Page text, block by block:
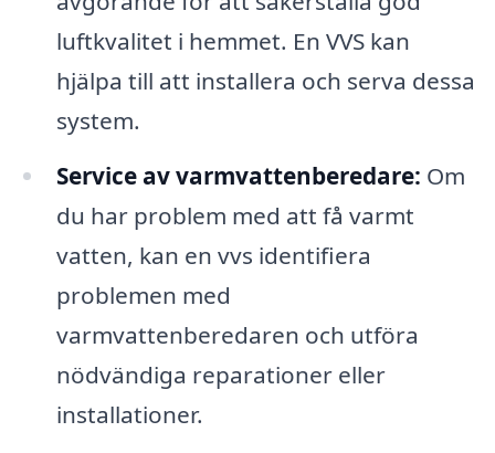
luftkvalitet i hemmet. En VVS kan
hjälpa till att installera och serva dessa
system.
Service av varmvattenberedare: Om
du har problem med att få varmt
vatten, kan en vvs identifiera
problemen med
varmvattenberedaren och utföra
nödvändiga reparationer eller
installationer.